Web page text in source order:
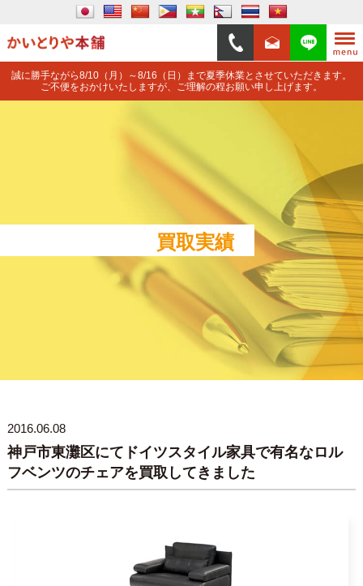
誠に勝手ながら8/10（月）～8/16（日）まで夏季休業とさせていただきます。
ご不便をおかけいたしますが、ご理解の程お願い申し上げます。
買取実績
2016.06.08
神戸市東灘区にてドイツスタイル家具で有名なロル
フベンツのチェアを買取してきました